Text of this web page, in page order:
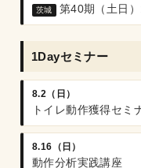
茨城 第40期（土日
1Dayセミナー
8.2（日）
トイレ動作獲得セミ
8.16（日）
動作分析実践講座